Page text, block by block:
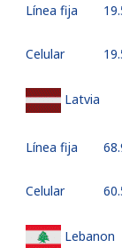
Línea fija
Celular
Latvia
Línea fija
Celular
Lebanon